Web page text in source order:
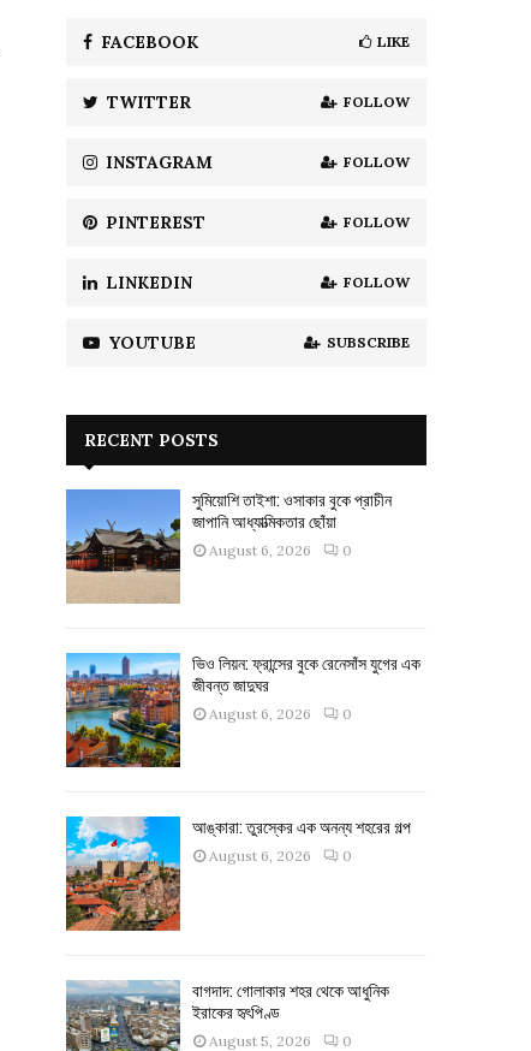
C
H
FACEBOOK LIKE
TWITTER FOLLOW
INSTAGRAM FOLLOW
PINTEREST FOLLOW
LINKEDIN FOLLOW
YOUTUBE SUBSCRIBE
RECENT POSTS
সুমিয়োশি তাইশা: ওসাকার বুকে প্রাচীন
জাপানি আধ্যাত্মিকতার ছোঁয়া
August 6, 2026 0
ভিও লিয়ন: ফ্রান্সের বুকে রেনেসাঁস যুগের এক
জীবন্ত জাদুঘর
August 6, 2026 0
আঙ্কারা: তুরস্কের এক অনন্য শহরের গল্প
August 6, 2026 0
বাগদাদ: গোলাকার শহর থেকে আধুনিক
ইরাকের হৃৎপিণ্ড
August 5, 2026 0